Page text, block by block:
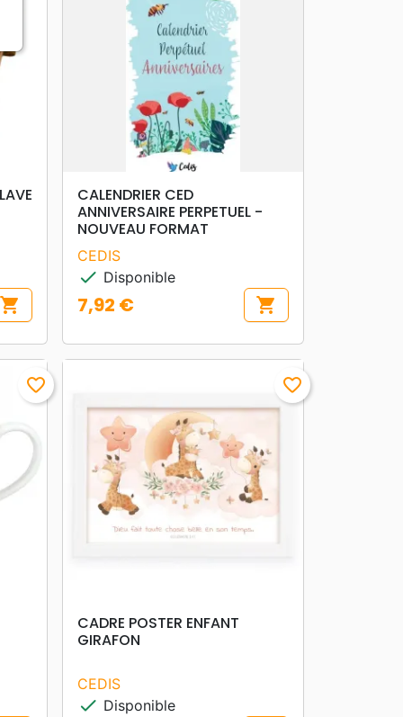
shopping_cart
searchAPERÇU RAPIDE
CALENDRIER CED
ANNIVERSAIRE PERPETUEL -
NOUVEAU FORMAT
CEDIS
check Disponible
Prix
7,92 € shopping_cart
favorite_border
searchAPERÇU RAPIDE
favorite_border
CADRE POSTER ENFANT
GIRAFON
CEDIS
check Disponible